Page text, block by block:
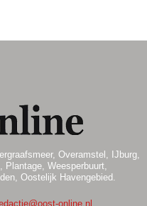
Overamstel, IJburg,
Plantage, Weesperbuurt,
Oostelijk Havengebied.
online.nl